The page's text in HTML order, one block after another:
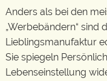
Anders als bei den
„Werbebändern“ sind
Lieblingsmanufaktur
Sie spiegeln
Lebenseinstellung